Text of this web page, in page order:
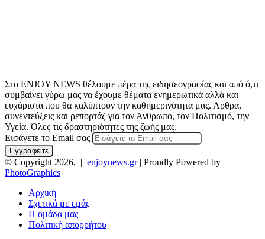
Στο ENJOY NEWS θέλουμε πέρα της ειδησεογραφίας και από ό,τι
συμβαίνει γύρω μας να έχουμε θέματα ενημερωτικά αλλά και
ευχάριστα που θα καλύπτουν την καθημερινότητα μας. Αρθρα,
συνεντεύξεις και ρεπορτάζ για τον Άνθρωπο, τον Πολιτισμό, την
Υγεία. Όλες τις δραστηριότητες της ζωής μας.
Εισάγετε το Email σας
© Copyright 2026, | enjoynews.gr| Proudly Powered by
PhotoGraphics
Αρχική
Σχετικά με εμάς
Η ομάδα μας
Πολιτική απορρήτου